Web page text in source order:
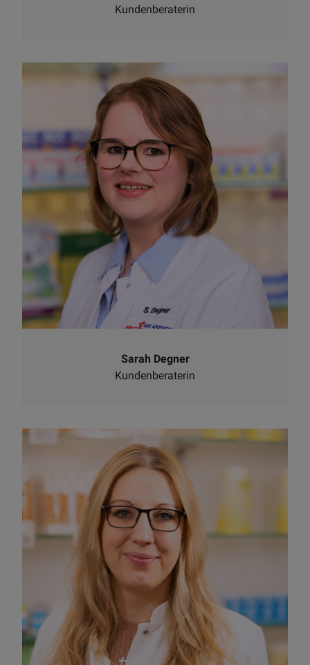
Kundenberaterin
Sarah Degner
Kundenberaterin